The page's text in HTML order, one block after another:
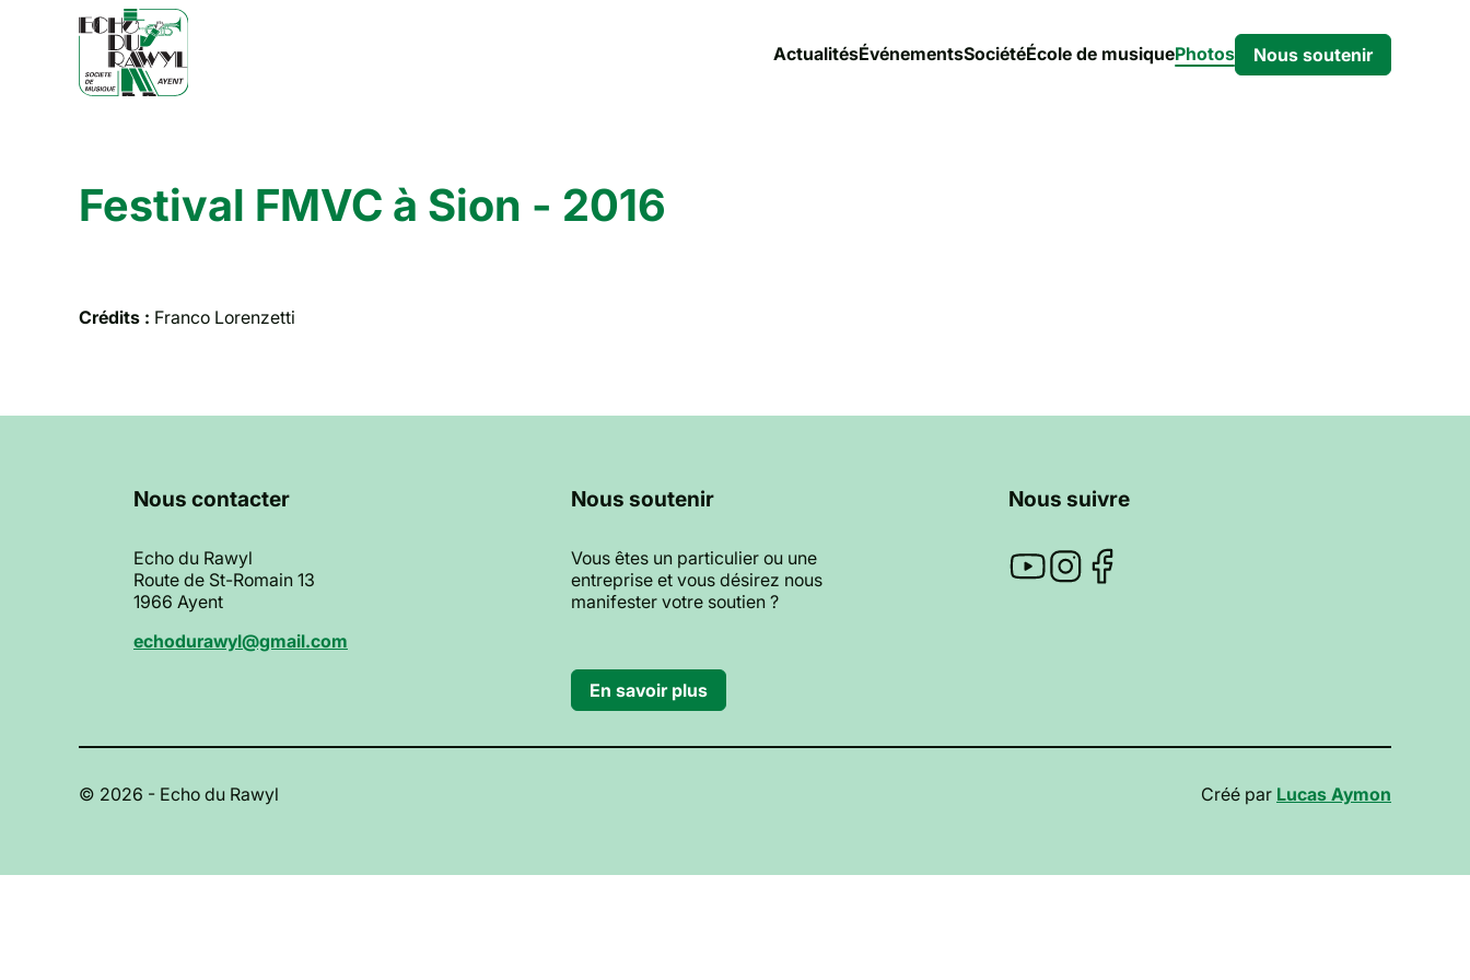
ActualitésÉvénementsSociétéÉcole de musiquePhotos Nous soutenir
Festival FMVC à Sion - 2016
Crédits : Franco Lorenzetti
Nous contacter
Echo du Rawyl
Route de St-Romain 13
1966 Ayent
echodurawyl@gmail.com
Nous soutenir
Vous êtes un particulier ou une
entreprise et vous désirez nous
manifester votre soutien ?
En savoir plus
Nous suivre
© 2026 - Echo du Rawyl Créé par Lucas Aymon